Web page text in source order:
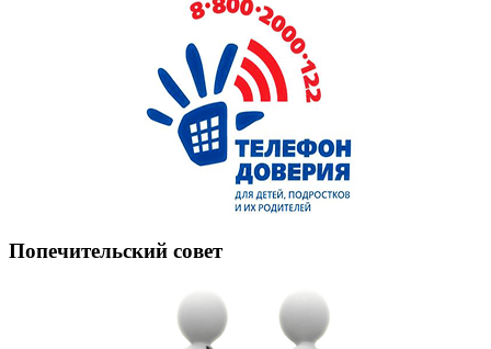
Попечительский совет